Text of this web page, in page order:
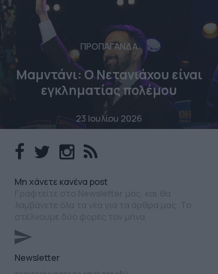
ΠΡΟΠΑΓΑΝΔΑ
Μαμντάνι: Ο Νετανιάχου είναι
εγκληματίας πολέμου
23 Ιουλίου 2026
Mη χάνετε κανένα post
Newsletter